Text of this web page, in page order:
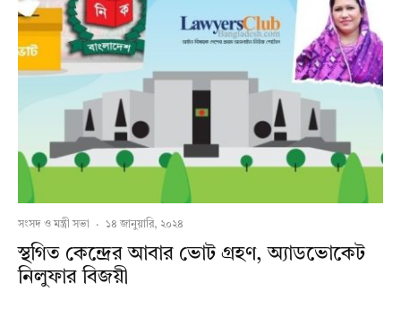
সংসদ ও মন্ত্রী সভা · ১৪ জানুয়ারি, ২০২৪
স্থগিত কেন্দ্রের আবার ভোট গ্রহণ, অ্যাডভোকেট
নিলুফার বিজয়ী